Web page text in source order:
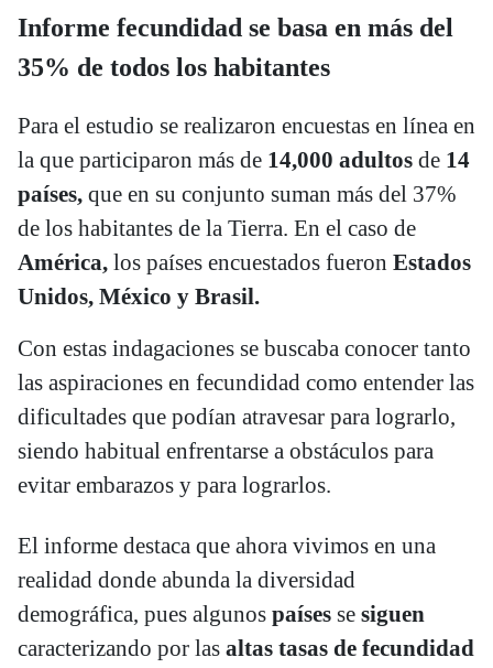
Informe fecundidad se basa en más del
35% de todos los habitantes
Para el estudio se realizaron encuestas en línea en
la que participaron más de 14,000 adultos de 14
países, que en su conjunto suman más del 37%
de los habitantes de la Tierra. En el caso de
América, los países encuestados fueron Estados
Unidos, México y Brasil.
Con estas indagaciones se buscaba conocer tanto
las aspiraciones en fecundidad como entender las
dificultades que podían atravesar para lograrlo,
siendo habitual enfrentarse a obstáculos para
evitar embarazos y para lograrlos.
El informe destaca que ahora vivimos en una
realidad donde abunda la diversidad
demográfica, pues algunos países se siguen
caracterizando por las altas tasas de fecundidad